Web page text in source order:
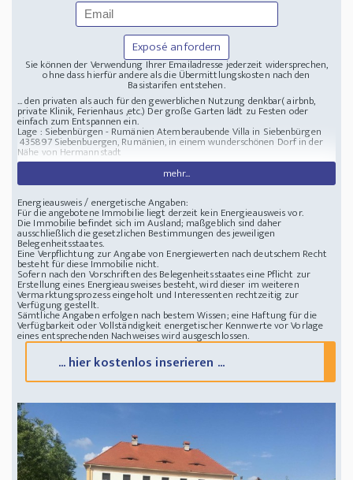
Exposé anfordern
Sie können der Verwendung Ihrer Emailadresse jederzeit widersprechen,
ohne dass hierfür andere als die Übermittlungskosten nach den
Basistarifen entstehen.
... den privaten als auch für den gewerblichen Nutzung denkbar( airbnb,
private Klinik, Ferienhaus ,etc.) Der große Garten lädt zu Festen oder
einfach zum Entspannen ein.
Lage : Siebenbürgen - RumänienAtemberaubende Villa in Siebenbürgen
mehr...
435897 Siebenbuergen, Rumänien, in einem wunderschönen Dorf in der
Nähe von Hermannstadt
Energieausweis / energetische Angaben:
Für die angebotene Immobilie liegt derzeit kein Energieausweis vor.
Die Immobilie befindet sich im Ausland; maßgeblich sind daher
ausschließlich die gesetzlichen Bestimmungen des jeweiligen
Belegenheitsstaates.
Eine Verpflichtung zur Angabe von Energiewerten nach deutschem Recht
besteht für diese Immobilie nicht.
Sofern nach den Vorschriften des Belegenheitsstaates eine Pflicht zur
Erstellung eines Energieausweises besteht, wird dieser im weiteren
Vermarktungsprozess eingeholt und Interessenten rechtzeitig zur
Verfügung gestellt.
Sämtliche Angaben erfolgen nach bestem Wissen; eine Haftung für die
Verfügbarkeit oder Vollständigkeit energetischer Kennwerte vor Vorlage
eines entsprechenden Nachweises wird ausgeschlossen.
... hier kostenlos inserieren ...